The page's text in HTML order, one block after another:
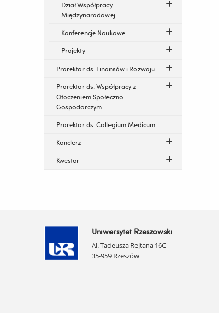
Dział Współpracy
Międzynarodowej
Konferencje Naukowe
Projekty
Prorektor ds. Finansów i Rozwoju
Prorektor ds. Współpracy z
Otoczeniem Społeczno-
Gospodarczym
Prorektor ds. Collegium Medicum
Kanclerz
Kwestor
Uniwersytet Rzeszowski
Al. Tadeusza Rejtana 16C
35-959 Rzeszów